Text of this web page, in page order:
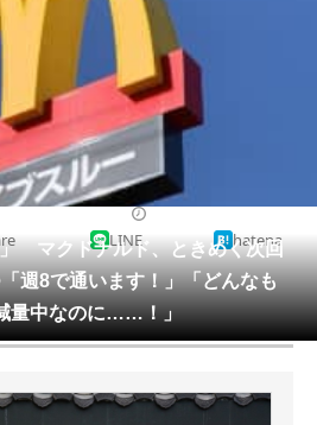
ニュース
クイズ
地域
教育・育児
リサーチ
ジ
マクドナルド、ときめく次回
週8で通います！」「どんなも
量中なのに……！」
LINE hatena